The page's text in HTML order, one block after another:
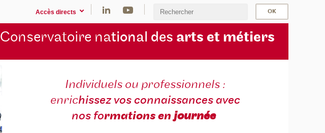
Accès directs
Conservatoire national des arts et métiers
Individuels ou professionnels :
enrichissez vos connaissances avec
nos formations enjournée